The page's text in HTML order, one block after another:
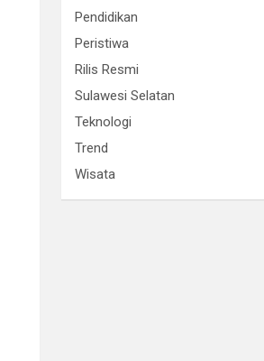
Pendidikan
Peristiwa
Rilis Resmi
Sulawesi Selatan
Teknologi
Trend
Wisata